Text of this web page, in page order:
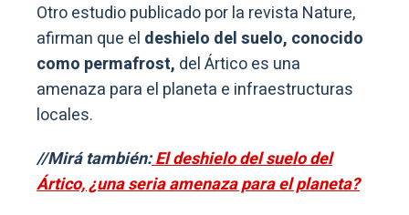
Otro estudio publicado por la revista Nature,
afirman que el deshielo del suelo, conocido
como permafrost, del Ártico es una
amenaza para el planeta e infraestructuras
locales.
//Mirá también:El deshielo del suelo del
Ártico, ¿una seria amenaza para el planeta?